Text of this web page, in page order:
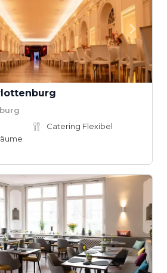
Catering Flexibel